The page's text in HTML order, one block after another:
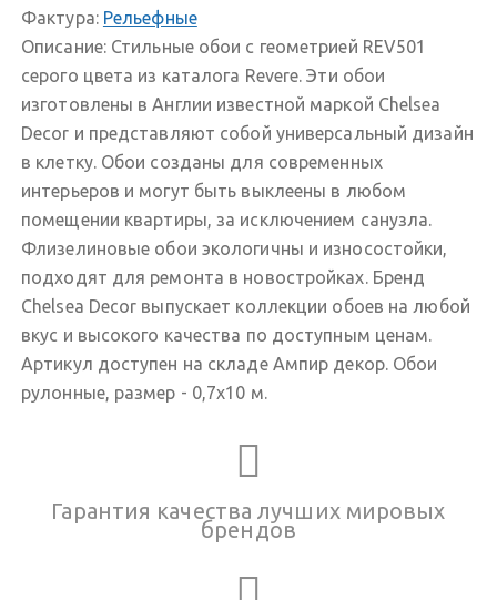
Фактура: Рельефные
Описание:Стильные обои с геометрией REV501
серого цвета из каталога Revere. Эти обои
изготовлены в Англии известной маркой Chelsea
Decor и представляют собой универсальный дизайн
в клетку. Обои созданы для современных
интерьеров и могут быть выклеены в любом
помещении квартиры, за исключением санузла.
Флизелиновые обои экологичны и износостойки,
подходят для ремонта в новостройках. Бренд
Chelsea Decor выпускает коллекции обоев на любой
вкус и высокого качества по доступным ценам.
Артикул доступен на складе Ампир декор. Обои
рулонные, размер - 0,7х10 м.
Гарантия качества лучших мировых
брендов